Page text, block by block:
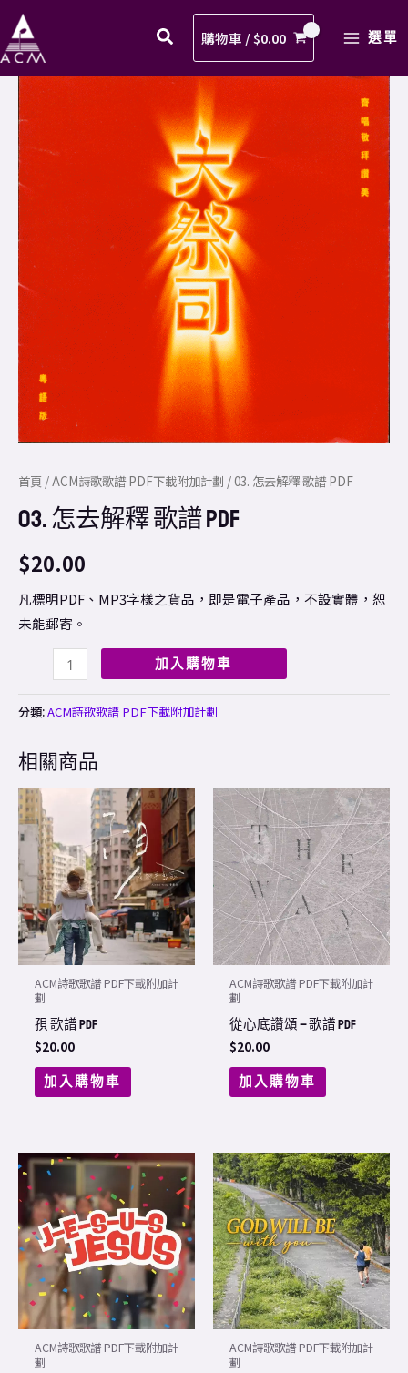
Skip
to
content
購物車 /$0.00
MENU
選單
首頁 /ACM詩歌歌譜 PDF下載附加計劃 / 03. 怎去解釋 歌譜 PDF
03. 怎去解釋 歌譜 PDF
$20.00
凡標明PDF、MP3字樣之貨品，即是電子產品，不設實體，恕
未能郵寄。
03.
怎
去
解
釋
歌
譜
PDF
數
量
加入購物車
分類:ACM詩歌歌譜 PDF下載附加計劃
相關商品
ACM詩歌歌譜 PDF下載附加計
劃
孭 歌譜 PDF
$20.00
加入購物車
ACM詩歌歌譜 PDF下載附加計
劃
從心底讚頌 – 歌譜 PDF
$20.00
加入購物車
ACM詩歌歌譜 PDF下載附加計
劃
ACM詩歌歌譜 PDF下載附加計
劃
解
釋
歌
譜
PDF
數
量